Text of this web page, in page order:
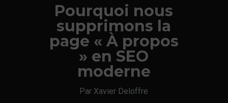
Pourquoi nous
supprimons la
page « À propos
» en SEO
moderne
Par Xavier Deloffre